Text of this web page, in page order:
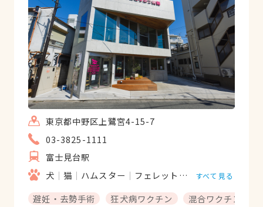
東京都中野区上鷺宮4-15-7
03-3825-1111
富士見台駅
犬
猫 ハムスター フェレット モルモット
すべて見る
避妊・去勢手術 狂犬病ワクチン 混合ワクチン